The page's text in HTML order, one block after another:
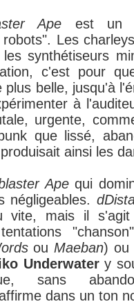
Ape est un
Les
synthétiseurs
c'est pour
belle, jusqu'à
à
urgente,
que lissé,
ainsi les
Apequi
négligeables.
vite, mais il
ou Maeban) ou
Underwatery
sans
dans un ton